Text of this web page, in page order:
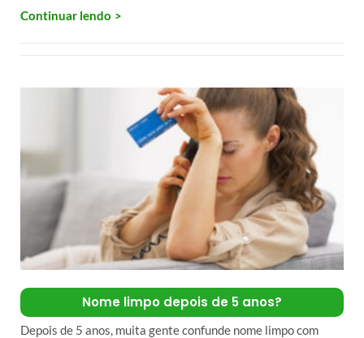
Continuar lendo
Nome limpo depois de 5 anos?
Depois de 5 anos, muita gente confunde nome limpo com